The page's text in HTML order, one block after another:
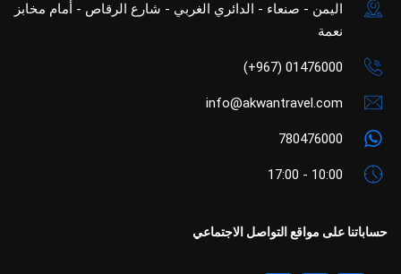
اليمن - صنعاء - الدائري الغربي - شارع الرقاص - أمام مخابز
نعمة
01476000 (967+)
info@akwantravel.com
780476000
10:00 - 17:00
حساباتنا على مواقع التواصل الاجتماعي